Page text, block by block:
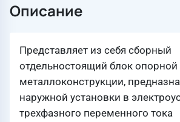
Описание
Представляет из себя сборный
отдельностоящий блок опорной
металлоконструкции,
наружной установки в
трехфазного переменного тока